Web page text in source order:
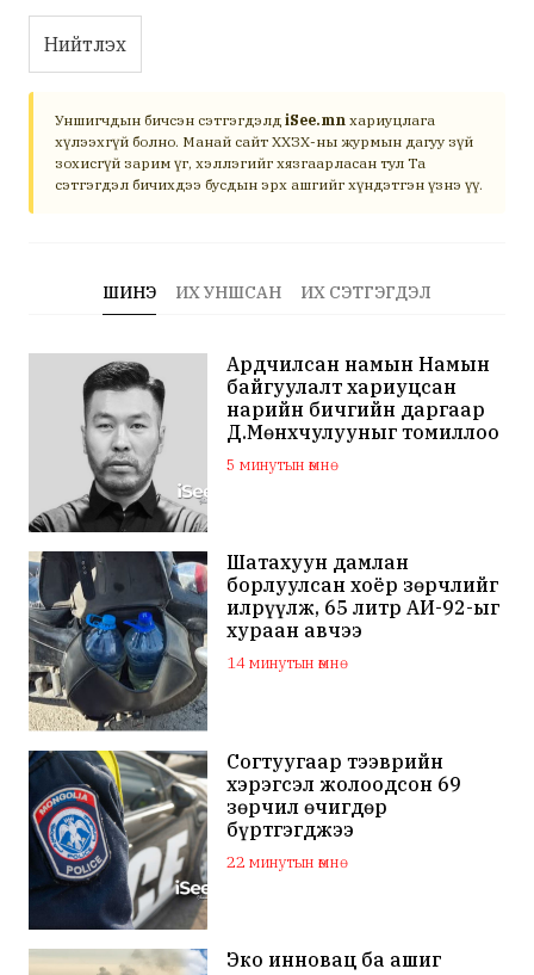
Нийтлэх
Уншигчдын бичсэн сэтгэгдэлд iSee.mn хариуцлага
хүлээхгүй болно. Манай сайт ХХЗХ-ны журмын дагуу зүй
зохисгүй зарим үг, хэллэгийг хязгаарласан тул Та
сэтгэгдэл бичихдээ бусдын эрх ашгийг хүндэтгэн үзнэ үү.
ШИНЭ ИХ УНШСАН ИХ СЭТГЭГДЭЛ
Ардчилсан намын Намын
байгуулалт хариуцсан
нарийн бичгийн даргаар
Д.Мөнхчулууныг томиллоо
5 минутын өмнө
Шатахуун дамлан
борлуулсан хоёр зөрчлийг
илрүүлж, 65 литр АИ-92-ыг
хураан авчээ
14 минутын өмнө
Согтуугаар тээврийн
хэрэгсэл жолоодсон 69
зөрчил өчигдөр
бүртгэгджээ
22 минутын өмнө
Эко инновац ба ашиг